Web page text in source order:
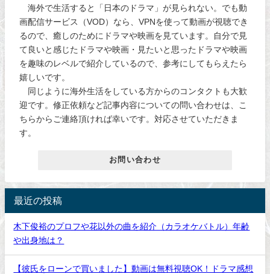
海外で生活すると「日本のドラマ」が見られない。でも動
画配信サービス（VOD）なら、VPNを使って動画が視聴でき
るので、癒しのためにドラマや映画を見ています。自分で見
て良いと感じたドラマや映画・見たいと思ったドラマや映画
を趣味のレベルで紹介しているので、参考にしてもらえたら
嬉しいです。
同じように海外生活をしている方からのコンタクトも大歓
迎です。修正依頼など記事内容についての問い合わせは、こ
ちらからご連絡頂ければ幸いです。対応させていただきま
す。
お問い合わせ
最近の投稿
木下俊裕のプロフや花以外の曲を紹介（カラオケバトル）年齢
や出身地は？
【彼氏をローンで買いました】動画は無料視聴OK！ドラマ感想